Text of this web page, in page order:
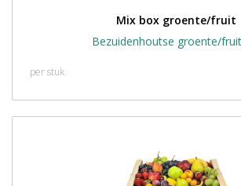
Mix box groente/fruit
Bezuidenhoutse groente/
per stuk